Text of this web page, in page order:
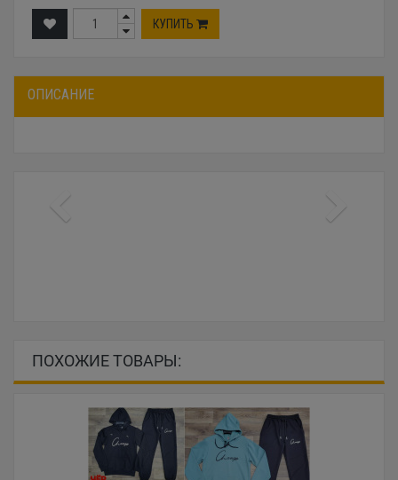
КУПИТЬ
ОПИСАНИЕ
ПОХОЖИЕ ТОВАРЫ: